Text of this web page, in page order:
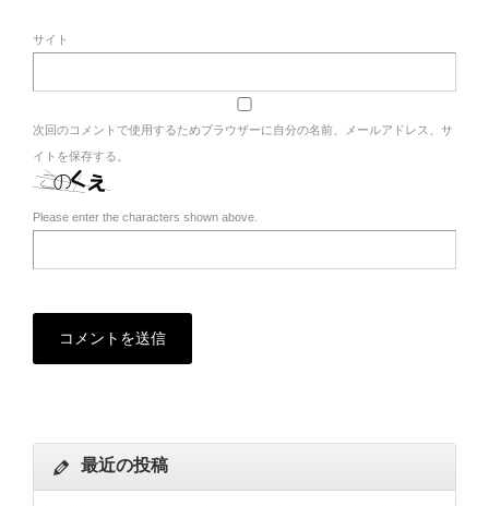
サイト
次回のコメントで使用するためブラウザーに自分の名前、メールアドレス、サ
イトを保存する。
Please enter the characters shown above.
最近の投稿